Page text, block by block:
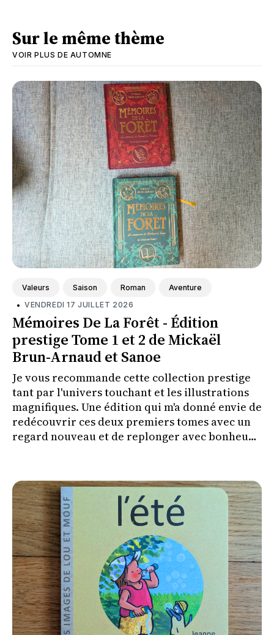
Sur le même thème
VOIR PLUS DE AUTOMNE
Valeurs Saison Roman Aventure
• VENDREDI 17 JUILLET 2026
Mémoires De La Forêt - Édition
prestige Tome 1 et 2 de Mickaël
Brun-Arnaud et Sanoe
Je vous recommande cette collection prestige
tant par l'univers touchant et les illustrations
magnifiques. Une édition qui m'a donné envie de
redécouvrir ces deux premiers tomes avec un
regard nouveau et de replonger avec bonheur